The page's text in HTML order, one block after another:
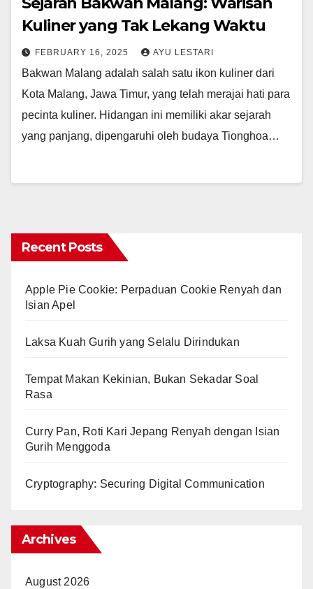
Kuliner yang Tak Lekang Waktu
FEBRUARY 16, 2025 AYU LESTARI
Bakwan Malang adalah salah satu ikon kuliner dari
Kota Malang, Jawa Timur, yang telah merajai hati para
pecinta kuliner. Hidangan ini memiliki akar sejarah
yang panjang, dipengaruhi oleh budaya Tionghoa…
Recent Posts
Apple Pie Cookie: Perpaduan Cookie Renyah dan
Isian Apel
Laksa Kuah Gurih yang Selalu Dirindukan
Tempat Makan Kekinian, Bukan Sekadar Soal
Rasa
Curry Pan, Roti Kari Jepang Renyah dengan Isian
Gurih Menggoda
Cryptography: Securing Digital Communication
Archives
August 2026